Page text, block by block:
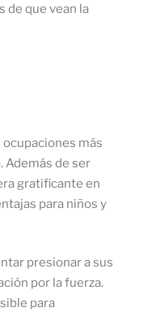
de que vean la
más
Además de ser
gratificante en
para niños y
presionar a sus
por la fuerza.
para